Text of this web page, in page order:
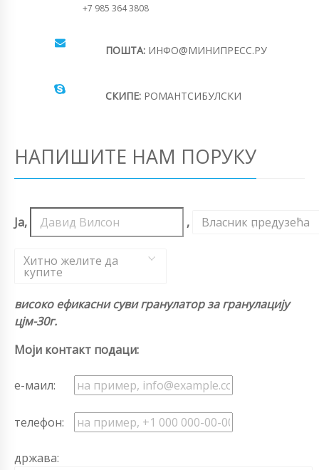
+7 985 364 3808
ПОШТА: ИНФО@МИНИПРЕСС.РУ
СКИПЕ: РОМАНТСИБУЛСКИ
НАПИШИТЕ НАМ ПОРУКУ
Ја, , Власник предузећа
,
Хитно желите да
купите
високо ефикасни суви гранулатор за гранулацију
цјм-30г.
Моји контакт подаци:
е-маил:
телефон:
држава: